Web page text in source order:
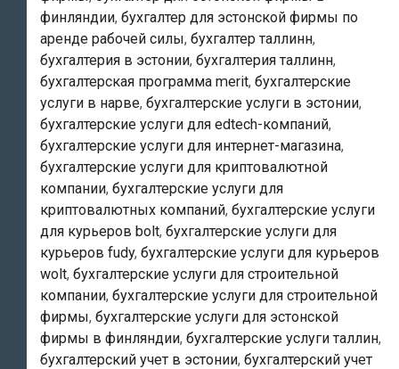
финляндии, бухгалтер для эстонской фирмы по
аренде рабочей силы, бухгалтер таллинн,
бухгалтерия в эстонии, бухгалтерия таллинн,
бухгалтерская программа merit, бухгалтерские
услуги в нарве, бухгалтерские услуги в эстонии,
бухгалтерские услуги для edtech-компаний,
бухгалтерские услуги для интернет-магазина,
бухгалтерские услуги для криптовалютной
компании, бухгалтерские услуги для
криптовалютных компаний, бухгалтерские услуги
для курьеров bolt, бухгалтерские услуги для
курьеров fudy, бухгалтерские услуги для курьеров
wolt, бухгалтерские услуги для строительной
компании, бухгалтерские услуги для строительной
фирмы, бухгалтерские услуги для эстонской
фирмы в финляндии, бухгалтерские услуги таллин,
бухгалтерский учет в эстонии, бухгалтерский учет